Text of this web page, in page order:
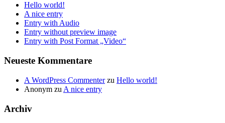
Hello world!
A nice entry
Entry with Audio
Entry without preview image
Entry with Post Format „Video“
Neueste Kommentare
A WordPress Commenterzu Hello world!
Anonym zu A nice entry
Archiv